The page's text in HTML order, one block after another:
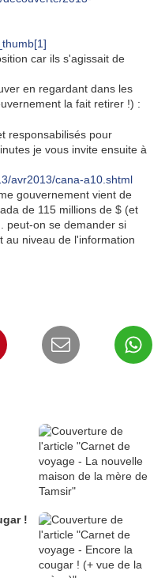
car ils s'agissait de
en regardant dans les
la fait retirer !) :
responsabilisés pour
je vous invite ensuite à
avr2013/cana-a10.shtml
gouvernement vient de
de 115 millions de $ (et
peut-on se demander si
au niveau de l'information
!